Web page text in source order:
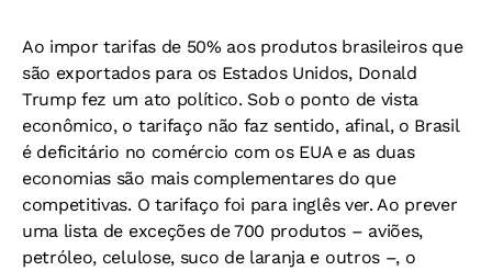
Ao impor tarifas de 50% aos produtos brasileiros que
são exportados para os Estados Unidos, Donald
Trump fez um ato político. Sob o ponto de vista
econômico, o tarifaço não faz sentido, afinal, o Brasil
é deficitário no comércio com os EUA e as duas
economias são mais complementares do que
competitivas. O tarifaço foi para inglês ver. Ao prever
uma lista de exceções de 700 produtos – aviões,
petróleo, celulose, suco de laranja e outros –, o